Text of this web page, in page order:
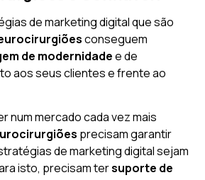
de marketing digital que são
conseguem
de modernidadee de
aos seus clientes e frente ao
num mercado cada vez mais
precisam garantir
de marketing digital sejam
isto, precisam tersuporte de